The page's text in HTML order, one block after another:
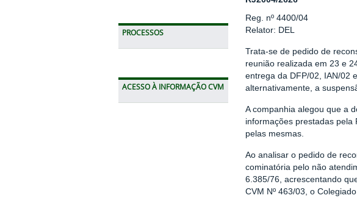
PROCESSOS
ACESSO À INFORMAÇÃO CVM
Reg. nº 4400/04
Relator: DEL
Trata-se de pedido de
reunião realizada em 23 e
entrega da DFP/02, IAN/02
alternativamente, a
A companhia alegou que a
informações prestadas
pelas mesmas.
Ao analisar o pedido de
cominatória pelo não
6.385/76, acrescentando
CVM Nº 463/03, o